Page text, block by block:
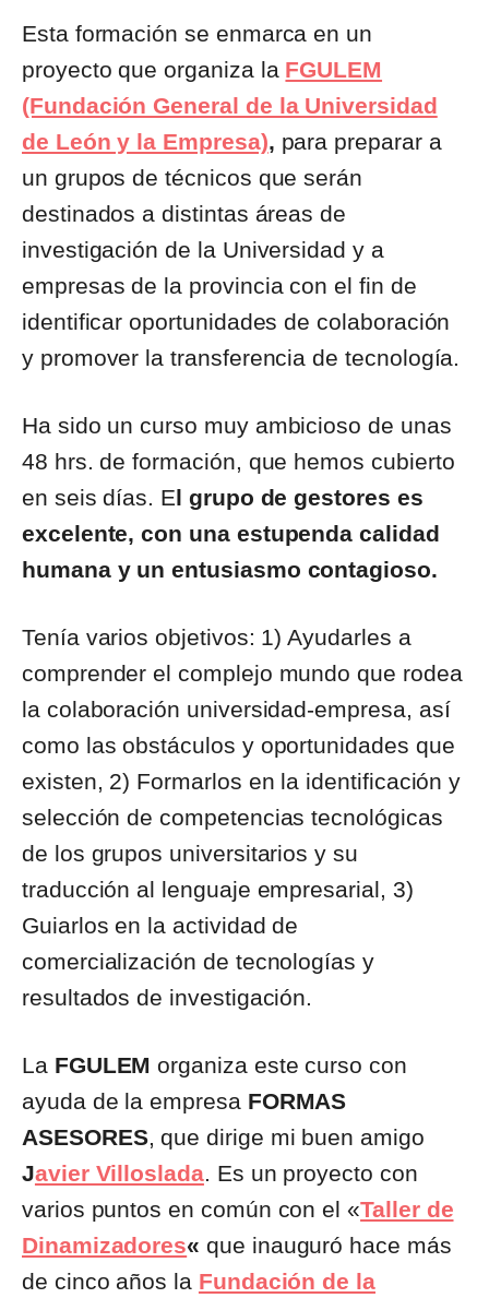
Esta formación se enmarca en un
proyecto que organiza la FGULEM
(Fundación General de la Universidad
de León y la Empresa), para preparar a
un grupos de técnicos que serán
destinados a distintas áreas de
investigación de la Universidad y a
empresas de la provincia con el fin de
identificar oportunidades de colaboración
y promover la transferencia de tecnología.
Ha sido un curso muy ambicioso de unas
48 hrs. de formación, que hemos cubierto
en seis días. El grupo de gestores es
excelente, con una estupenda calidad
humana y un entusiasmo contagioso.
Tenía varios objetivos: 1) Ayudarles a
comprender el complejo mundo que rodea
la colaboración universidad-empresa, así
como las obstáculos y oportunidades que
existen, 2) Formarlos en la identificación y
selección de competencias tecnológicas
de los grupos universitarios y su
traducción al lenguaje empresarial, 3)
Guiarlos en la actividad de
comercialización de tecnologías y
resultados de investigación.
La FGULEMorganiza este curso con
ayuda de la empresa FORMAS
ASESORES, que dirige mi buen amigo
Javier Villoslada. Es un proyecto con
varios puntos en común con el «Taller de
Dinamizadores« que inauguró hace más
de cinco años la Fundación de la